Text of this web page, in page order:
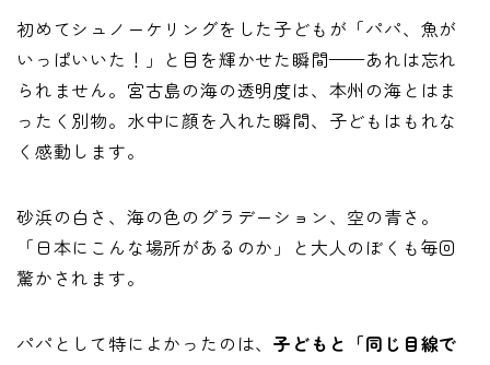
初めてシュノーケリングをした子どもが「パパ、魚が
いっぱいいた！」と目を輝かせた瞬間——あれは忘れ
られません。宮古島の海の透明度は、本州の海とはま
ったく別物。水中に顔を入れた瞬間、子どもはもれな
く感動します。
砂浜の白さ、海の色のグラデーション、空の青さ。
「日本にこんな場所があるのか」と大人のぼくも毎回
驚かされます。
パパとして特によかったのは、子どもと「同じ目線で